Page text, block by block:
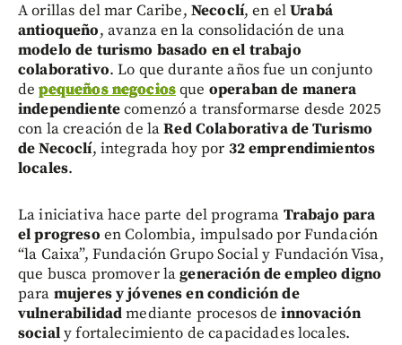
A orillas del mar Caribe, Necoclí, en elUrabá
antioqueño, avanza en la consolidación de una
modelo de turismo basado en el trabajo
colaborativo. Lo que durante años fue un conjunto
depequeños negociosque operaban de manera
independientecomenzó a transformarse desde 2025
con la creación de laRed Colaborativa de Turismo
de Necoclí, integrada hoy por 32 emprendimientos
locales.
La iniciativa hace parte del programa Trabajo para
el progreso en Colombia, impulsado por Fundación
“la Caixa”, Fundación Grupo Social y Fundación Visa,
que busca promover lageneración de empleo digno
para mujeres y jóvenes en condición de
vulnerabilidadmediante procesos deinnovación
socialy fortalecimiento de capacidades locales.